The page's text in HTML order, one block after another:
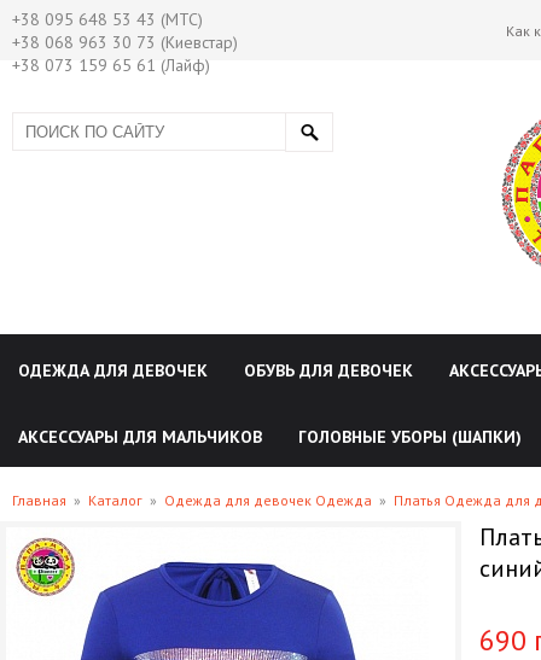
+38 095 648 53 43 (МТС)
+38 068 963 30 73 (Киевстар)
+38 073 159 65 61 (Лайф)
Как
ОДЕЖДА ДЛЯ ДЕВОЧЕК ОБУВЬ ДЛЯ ДЕВОЧЕК
АКСЕССУАРЫ ДЛЯ МАЛЬЧИКОВ ГОЛОВНЫЕ УБОРЫ (ШАПКИ)
Главная » Каталог » Одежда для девочек Одежда » Платья Одежда для
690